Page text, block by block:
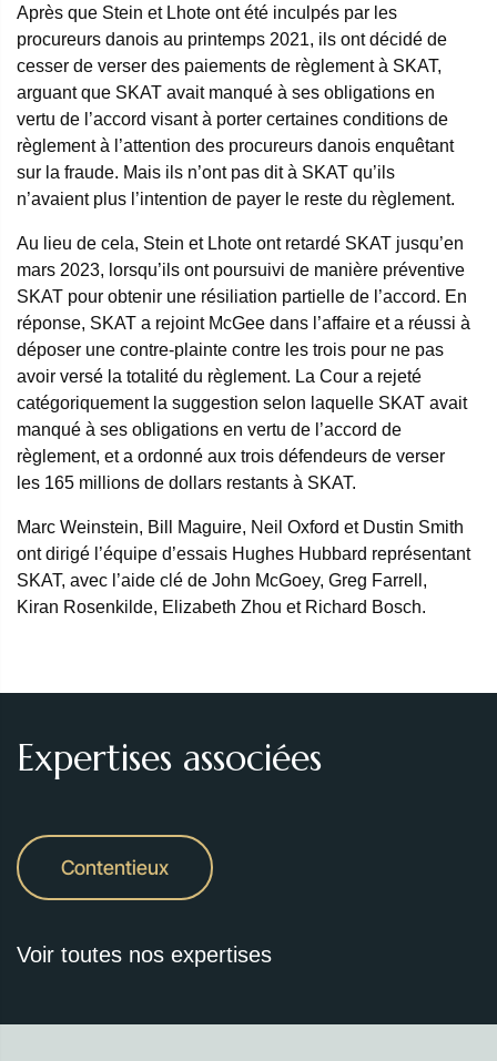
Après que Stein et Lhote ont été inculpés par les
procureurs danois au printemps 2021, ils ont décidé de
cesser de verser des paiements de règlement à SKAT,
arguant que SKAT avait manqué à ses obligations en
vertu de l’accord visant à porter certaines conditions de
règlement à l’attention des procureurs danois enquêtant
sur la fraude. Mais ils n’ont pas dit à SKAT qu’ils
n’avaient plus l’intention de payer le reste du règlement.
Au lieu de cela, Stein et Lhote ont retardé SKAT jusqu’en
mars 2023, lorsqu’ils ont poursuivi de manière préventive
SKAT pour obtenir une résiliation partielle de l’accord. En
réponse, SKAT a rejoint McGee dans l’affaire et a réussi à
déposer une contre-plainte contre les trois pour ne pas
avoir versé la totalité du règlement. La Cour a rejeté
catégoriquement la suggestion selon laquelle SKAT avait
manqué à ses obligations en vertu de l’accord de
règlement, et a ordonné aux trois défendeurs de verser
les 165 millions de dollars restants à SKAT.
Marc Weinstein, Bill Maguire, Neil Oxford et Dustin Smith
ont dirigé l’équipe d’essais Hughes Hubbard représentant
SKAT, avec l’aide clé de John McGoey, Greg Farrell,
Kiran Rosenkilde, Elizabeth Zhou et Richard Bosch.
Expertises associées
Contentieux
Voir toutes nos expertises